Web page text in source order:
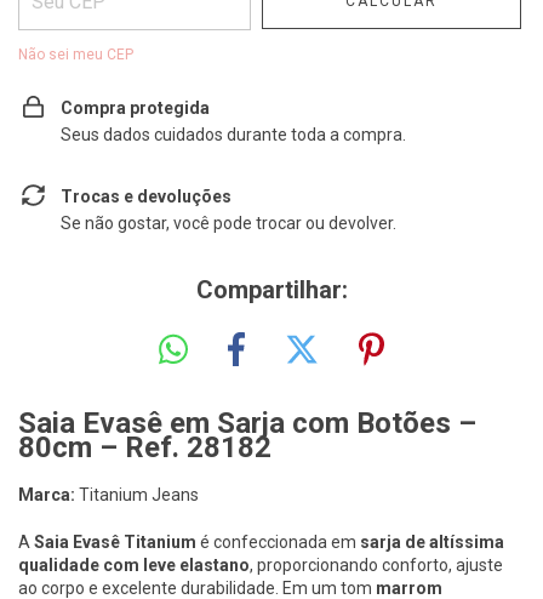
Não sei meu CEP
Compra protegida
Seus dados cuidados durante toda a compra.
Trocas e devoluções
Se não gostar, você pode trocar ou devolver.
Compartilhar:
Saia Evasê em Sarja com Botões –
80cm – Ref. 28182
Marca: Titanium Jeans
A Saia Evasê Titanium é confeccionada em sarja de altíssima
qualidade com leve elastano, proporcionando conforto, ajuste
ao corpo e excelente durabilidade. Em um tom marrom